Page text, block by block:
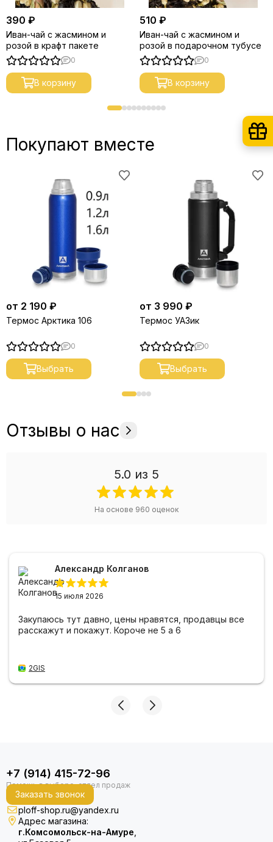
390 ₽
Иван-чай с жасмином и
розой в крафт пакете
0
В корзину
510 ₽
Иван-чай с жасмином и
розой в подарочном тубусе
0
В корзину
Покупают вместе
от 2 190 ₽
Термос Арктика 106
0
Выбрать
от 3 990 ₽
Термос УАЗик
0
Выбрать
Отзывы о нас
5.0 из 5
На основе 960 оценок
Александр Колганов
15 июля 2026
Закупаюсь тут давно, цены нравятся, продавцы все
расскажут и покажут. Короче не 5 а 6
2GIS
+7 (914) 415-72-96
Заказать звонок
ploff-shop.ru@yandex.ru
Адрес магазина:
г.Комсомольск-на-Амуре